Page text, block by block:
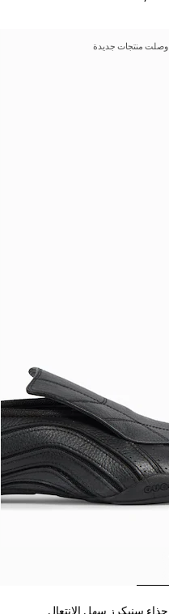
وصلت منتجات جديدة
حذاء سنيكرز سهل الانتعال